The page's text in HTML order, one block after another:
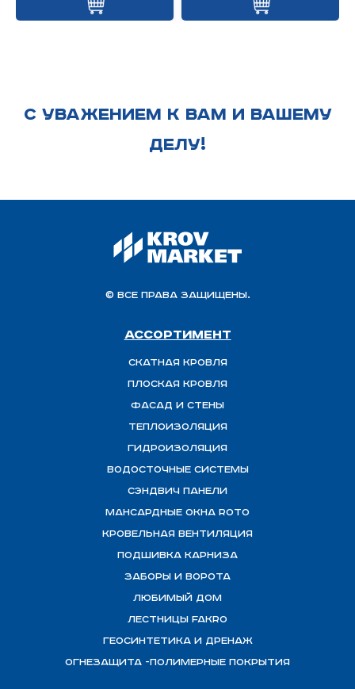
С УВАЖЕНИЕМ К ВАМ И ВАШЕМУ
ДЕЛУ!
© Все права защищены.
Ассортимент
Скатная Кровля
Плоская кровля
Фасад и стены
Теплоизоляция
ГИДРОИЗОЛЯЦИЯ
Водосточные системы
Сэндвич панели
Мансардные окна ROTO
Кровельная вентиляция
Подшивка карниза
Заборы и ворота
Любимый Дом
Лестницы FAKRO
Геосинтетика и дренаж
ОГНЕЗАЩИТА -полимерные покрытия